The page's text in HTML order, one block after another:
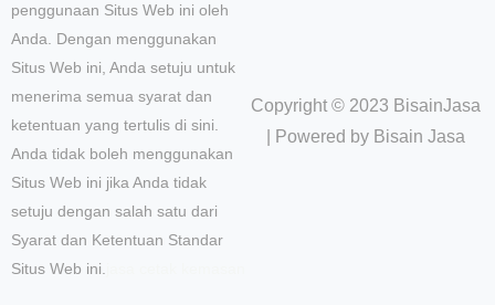
penggunaan Situs Web ini oleh
Anda. Dengan menggunakan
Situs Web ini, Anda setuju untuk
menerima semua syarat dan
ketentuan yang tertulis di sini.
Anda tidak boleh menggunakan
Situs Web ini jika Anda tidak
setuju dengan salah satu dari
Syarat dan Ketentuan Standar
Situs Web ini.
Copyright © 2023 BisainJasa
| Powered by Bisain Jasa